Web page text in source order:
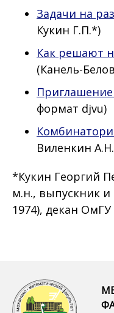
Задачи на
Кукин Г.П.*)
Как решают
(Канель-
формат djvu)
Виленкин
*Кукин Георгий
м.н., выпускник и
1974), декан ОмГУ